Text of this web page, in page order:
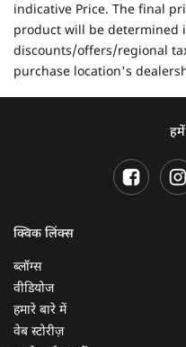
indicative Price. The final
product will be determined
discounts/offers/regional
purchase location's
क्विक लिंक्स
ब्लॉग्स
वीडियोज
हमारे बारे में
वेब स्टोरीज़